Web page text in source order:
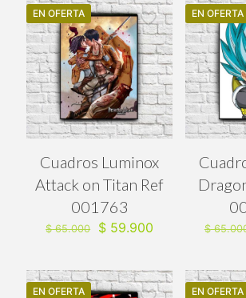
$ 65.000.$ 59.900.
EN OFERTA
Cuadros Luminox
Attack on Titan Ref
001763
$65.000
El
era:
$ 65.000.
$ 59.900
es:
$ 59.900.
EN OFERTA
$
EN OFERTA EN OFERTA